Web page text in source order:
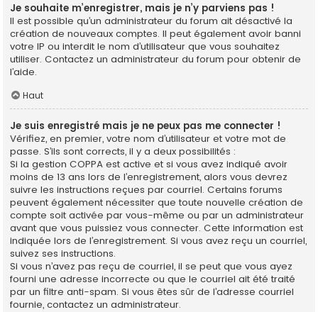
Je souhaite m’enregistrer, mais je n’y parviens pas !
Il est possible qu’un administrateur du forum ait désactivé la
création de nouveaux comptes. Il peut également avoir banni
votre IP ou interdit le nom d’utilisateur que vous souhaitez
utiliser. Contactez un administrateur du forum pour obtenir de
l’aide.
Haut
Je suis enregistré mais je ne peux pas me connecter !
Vérifiez, en premier, votre nom d’utilisateur et votre mot de
passe. S’ils sont corrects, il y a deux possibilités :
Si la gestion COPPA est active et si vous avez indiqué avoir
moins de 13 ans lors de l’enregistrement, alors vous devrez
suivre les instructions reçues par courriel. Certains forums
peuvent également nécessiter que toute nouvelle création de
compte soit activée par vous-même ou par un administrateur
avant que vous puissiez vous connecter. Cette information est
indiquée lors de l’enregistrement. Si vous avez reçu un courriel,
suivez ses instructions.
Si vous n’avez pas reçu de courriel, il se peut que vous ayez
fourni une adresse incorrecte ou que le courriel ait été traité
par un filtre anti-spam. Si vous êtes sûr de l’adresse courriel
fournie, contactez un administrateur.